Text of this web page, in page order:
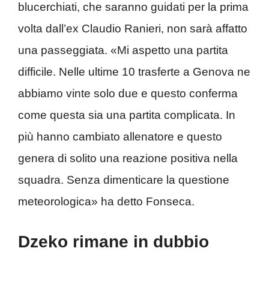
blucerchiati, che saranno guidati per la prima
volta dall’ex Claudio Ranieri, non sarà affatto
una passeggiata. «Mi aspetto una partita
difficile. Nelle ultime 10 trasferte a Genova ne
abbiamo vinte solo due e questo conferma
come questa sia una partita complicata. In
più hanno cambiato allenatore e questo
genera di solito una reazione positiva nella
squadra. Senza dimenticare la questione
meteorologica» ha detto Fonseca.
Dzeko rimane in dubbio